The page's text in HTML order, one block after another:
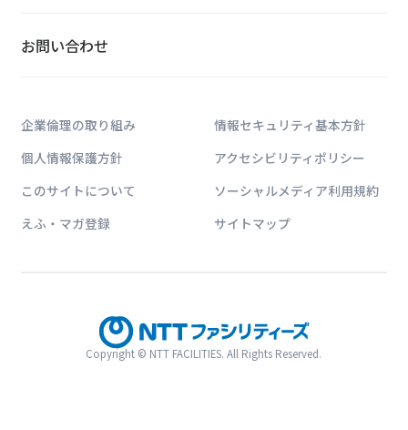
お問い合わせ
企業倫理の取り組み
情報セキュリティ基本方針
個人情報保護方針
アクセシビリティポリシー
このサイトについて
ソーシャルメディア利用規約
えふ・マガ登録
サイトマップ
Copyright © NTT FACILITIES. All Rights Reserved.